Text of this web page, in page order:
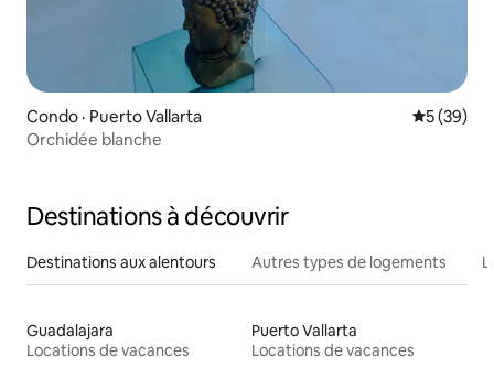
Condo · Puerto Vallarta Note
5 (39)
Orchidée blanche
Destinations à découvrir
Destinations aux alentours Autres types de logements
Guadalajara
Locations de vacances
Puerto Vallarta
Locations de vacances